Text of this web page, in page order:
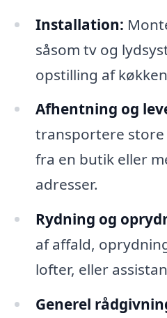
Installation:
såsom tv og
opstilling af
Afhentning og
transportere
fra en butik eller
adresser.
Rydning og
af affald,
lofter, eller
Generel